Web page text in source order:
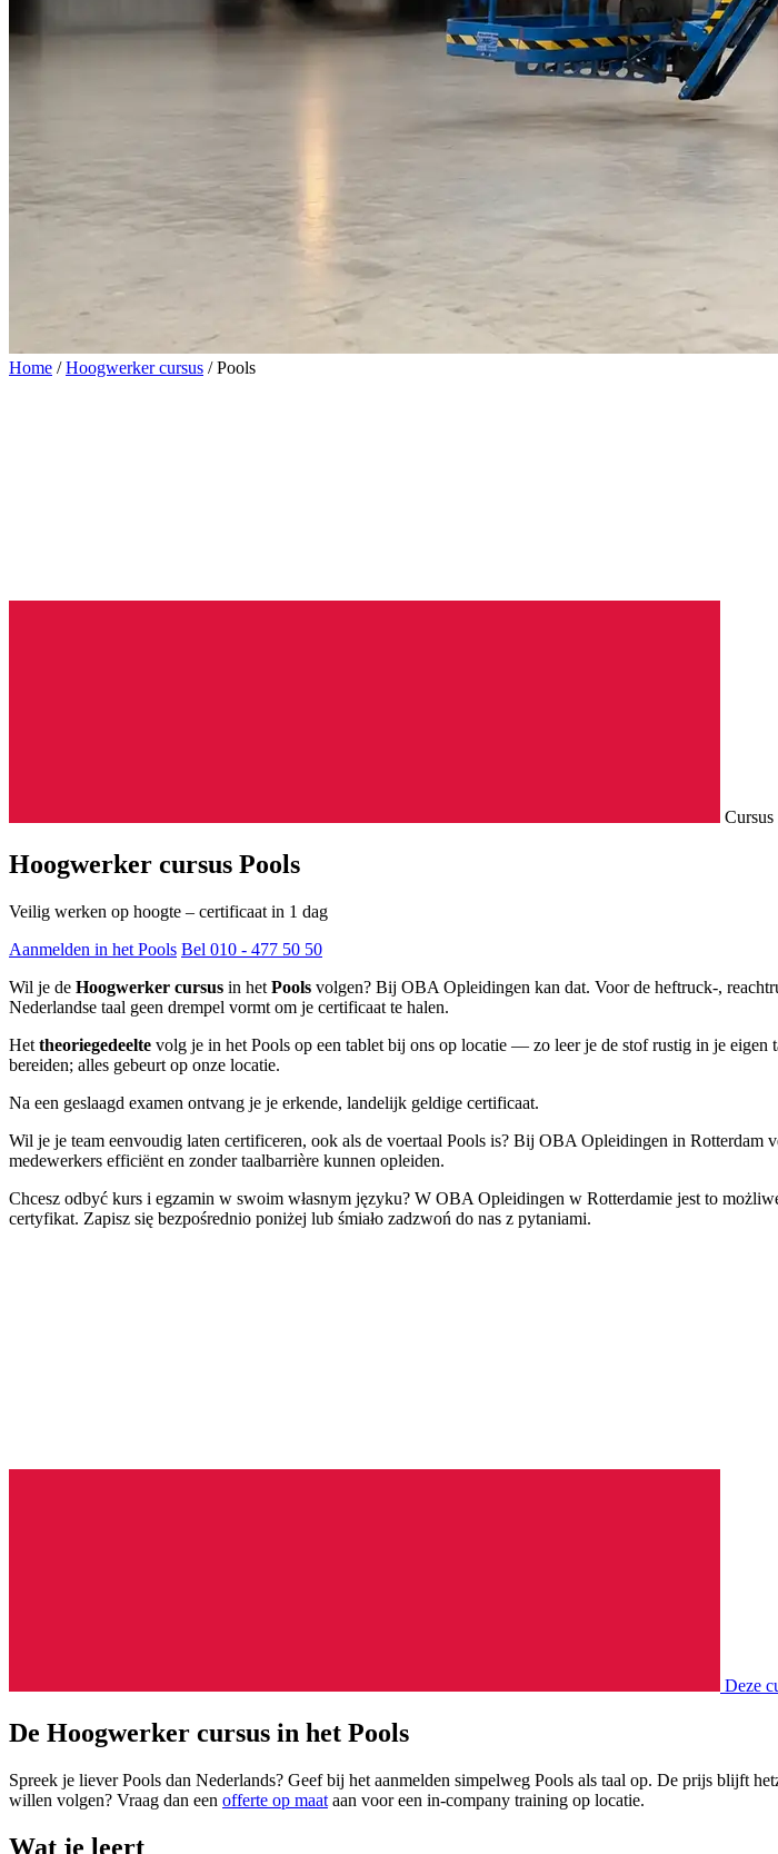
Home / Hoogwerker cursus / Pools
Hoogwerker cursus Pools
Veilig werken op hoogte – certificaat in 1 dag
Aanmelden in het Pools Bel 010 - 477 50 50
Wil je de Hoogwerker cursus in het Pools volgen? Bij OBA Opleidingen kan dat. Voor de heftruck-,
Nederlandse taal geen drempel vormt om je certificaat te halen.
Het theoriegedeelte volg je in het Pools op een tablet bij ons op locatie — zo leer je de stof rustig in je eigen
bereiden; alles gebeurt op onze locatie.
Na een geslaagd examen ontvang je je erkende, landelijk geldige certificaat.
Wil je je team eenvoudig laten certificeren, ook als de voertaal Pools is? Bij OBA Opleidingen in
medewerkers efficiënt en zonder taalbarrière kunnen opleiden.
Chcesz odbyć kurs i egzamin w swoim własnym języku? W OBA Opleidingen w Rotterdamie jest to
certyfikat. Zapisz się bezpośrednio poniżej lub śmiało zadzwoń do nas z pytaniami.
Deze
De Hoogwerker cursus in het Pools
Spreek je liever Pools dan Nederlands? Geef bij het aanmelden simpelweg Pools als taal op. De prijs blijft
willen volgen? Vraag dan een offerte op maat aan voor een in-company training op locatie.
Wat je leert